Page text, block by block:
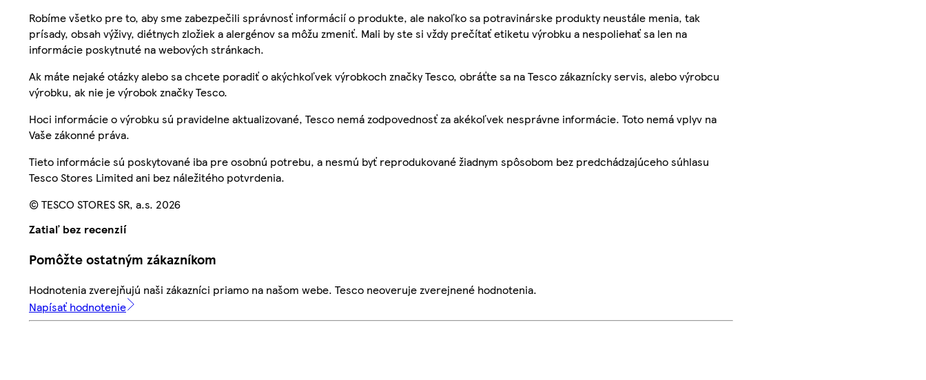
Robíme všetko pre to, aby sme zabezpečili správnosť informácií o produkte, ale nakoľko sa potravinárske produkty neustále menia, tak
prísady, obsah výživy, diétnych zložiek a alergénov sa môžu zmeniť. Mali by ste si vždy prečítať etiketu výrobku a nespoliehať sa len na
informácie poskytnuté na webových stránkach.
Ak máte nejaké otázky alebo sa chcete poradiť o akýchkoľvek výrobkoch značky Tesco, obráťte sa na Tesco zákaznícky servis, alebo výrobcu
výrobku, ak nie je výrobok značky Tesco.
Hoci informácie o výrobku sú pravidelne aktualizované, Tesco nemá zodpovednosť za akékoľvek nesprávne informácie. Toto nemá vplyv na
Vaše zákonné práva.
Tieto informácie sú poskytované iba pre osobnú potrebu, a nesmú byť reprodukované žiadnym spôsobom bez predchádzajúceho súhlasu
Tesco Stores Limited ani bez náležitého potvrdenia.
© TESCO STORES SR, a.s. 2026
Zatiaľ bez recenzií
Pomôžte ostatným zákazníkom
Hodnotenia zverejňujú naši zákazníci priamo na našom webe. Tesco neoveruje zverejnené hodnotenia.
Napísať hodnotenie